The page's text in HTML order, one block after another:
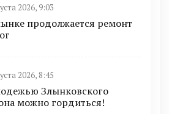
2026, 9:03
продолжается ремонт
2026, 8:45
Злынковского
можно гордиться!